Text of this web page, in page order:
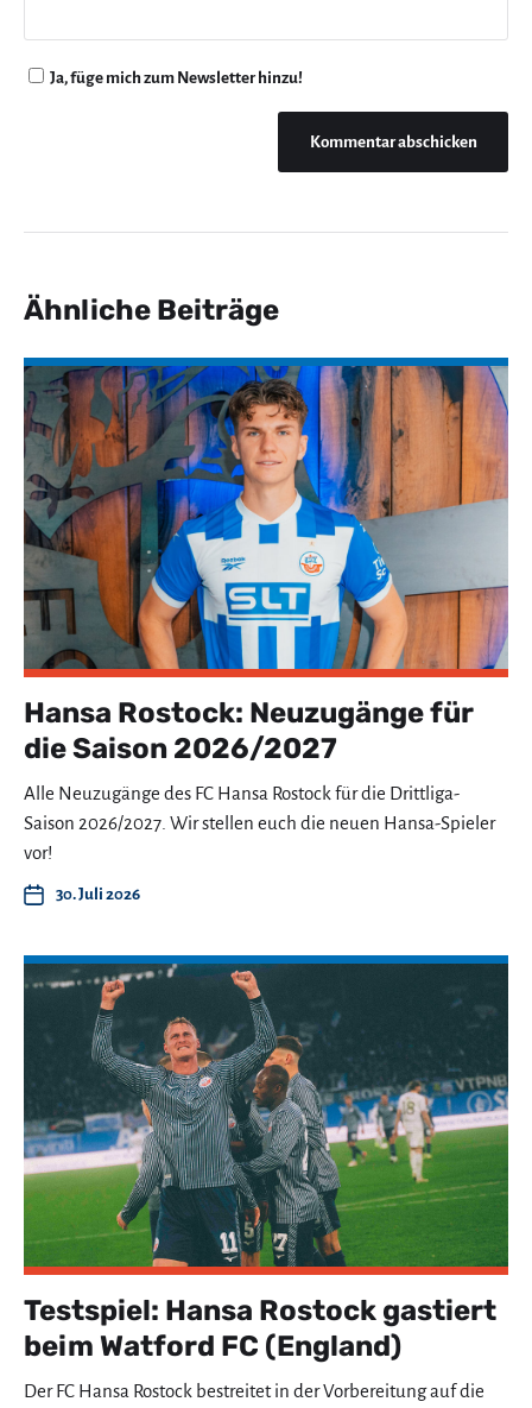
Ja, füge mich zum Newsletter hinzu!
Ähnliche Beiträge
Hansa Rostock: Neuzugänge für
die Saison 2026/2027
Alle Neuzugänge des FC Hansa Rostock für die Drittliga-
Saison 2026/2027. Wir stellen euch die neuen Hansa-Spieler
vor!
30. Juli 2026
Testspiel: Hansa Rostock gastiert
beim Watford FC (England)
Der FC Hansa Rostock bestreitet in der Vorbereitung auf die